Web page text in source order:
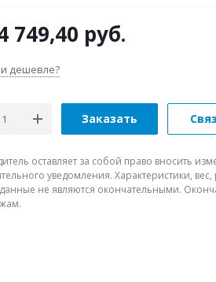
749,40 руб.
дешевле?
Заказать
оставляет за собой право вносить
уведомления. Характеристики,
данные не являются окончательными.